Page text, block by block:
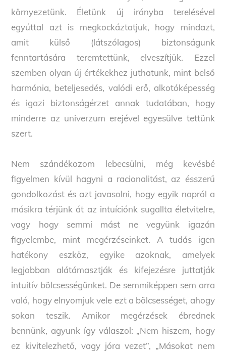
környezetünk. Életünk új irányba terelésével
egyúttal azt is megkockáztatjuk, hogy mindazt,
amit külső (látszólagos) biztonságunk
fenntartására teremtettünk, elveszítjük. Ezzel
szemben olyan új értékekhez juthatunk, mint belső
harmónia, beteljesedés, valódi erő, alkotóképesség
és igazi biztonságérzet annak tudatában, hogy
minderre az univerzum erejével egyesülve tettünk
szert.
Nem szándékozom lebecsülni, még kevésbé
figyelmen kívül hagyni a racionalitást, az ésszerű
gondolkozást és azt javasolni, hogy egyik napról a
másikra térjünk át az intuíciónk sugallta életvitelre,
vagy hogy semmi mást ne vegyünk igazán
figyelembe, mint megérzéseinket. A tudás igen
hatékony eszköz, egyike azoknak, amelyek
legjobban alátámasztják és kifejezésre juttatják
intuitív bölcsességünket. De semmiképpen sem arra
való, hogy elnyomjuk vele ezt a bölcsességet, ahogy
sokan teszik. Amikor megérzések ébrednek
bennünk, agyunk így válaszol: „Nem hiszem, hogy
ez kivitelezhető, vagy jóra vezet”, „Másokat nem